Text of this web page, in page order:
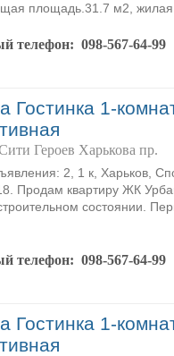
площадь.31.7 м2, жилая
телефон: 098-567-64-99
Гостинка 1-
Героев Харькова пр.
2, 1 к, Харьков,
Продам квартиру ЖК
состоянии.
телефон: 098-567-64-99
Гостинка 1-